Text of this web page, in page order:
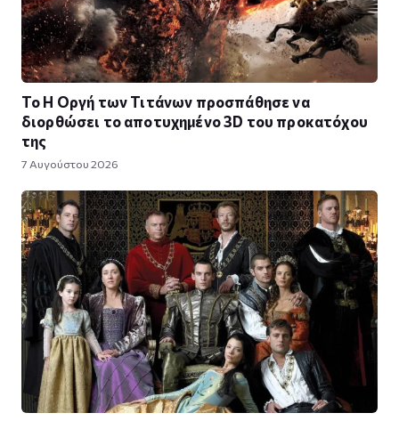
To Η Οργή των Τιτάνων προσπάθησε να
διορθώσει το αποτυχημένο 3D του προκατόχου
της
7 Αυγούστου 2026